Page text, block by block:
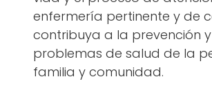
enfermería pertinente y de
contribuya a la prevención
problemas de salud de la
familia y comunidad.